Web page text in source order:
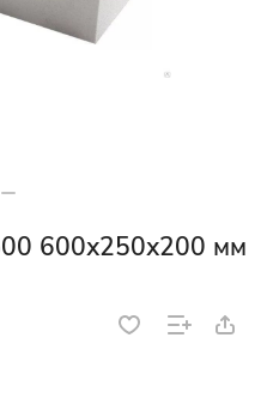
600х250х200 мм